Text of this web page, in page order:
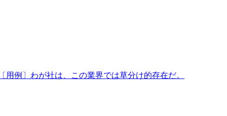
例〕わが社は、この業界では草分け的存在だ。